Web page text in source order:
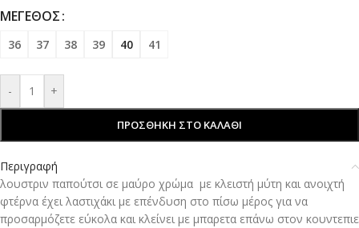
ΜΈΓΕΘΟΣ
36 37 38 39 40 41
- +
ΠΡΟΣΘΉΚΗ ΣΤΟ ΚΑΛΆΘΙ
Περιγραφή
λουστριν παπούτσι σε μαύρο χρώμα με κλειστή μύτη και ανοιχτή
φτέρνα έχει λαστιχάκι με επένδυση στο πίσω μέρος για να
προσαρμόζετε εύκολα και κλείνει με μπαρετα επάνω στον κουντεπιε